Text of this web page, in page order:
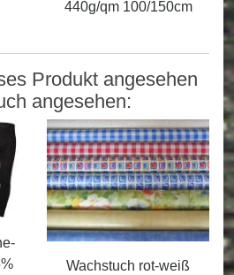
440g/qm 100/150cm
Produkt angesehen
angesehen:
Wachstuch rot-weiß